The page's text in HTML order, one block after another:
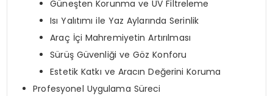
Güneşten Korunma ve UV Filtreleme
Isı Yalıtımı ile Yaz Aylarında Serinlik
Araç İçi Mahremiyetin Artırılması
Sürüş Güvenliği ve Göz Konforu
Estetik Katkı ve Aracın Değerini Koruma
Profesyonel Uygulama Süreci